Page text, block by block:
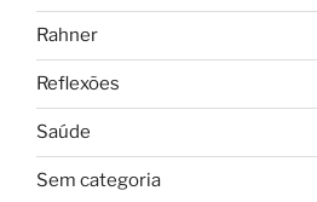
Rahner
Reflexões
Saúde
Sem categoria